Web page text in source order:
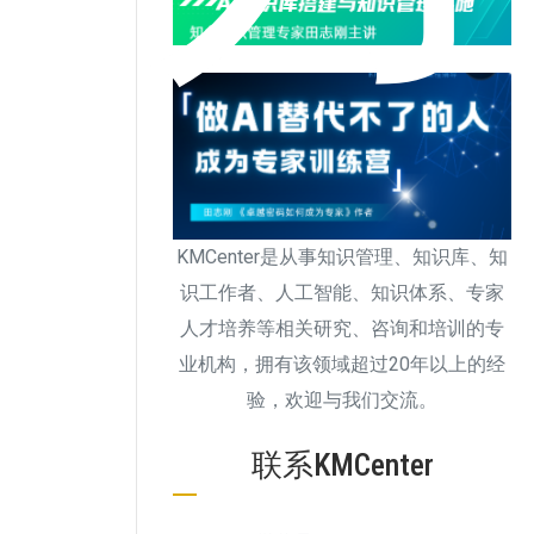
KMCenter是从事知识管理、知识库、知
识工作者、人工智能、知识体系、专家
人才培养等相关研究、咨询和培训的专
业机构，拥有该领域超过20年以上的经
验，欢迎与我们交流。
联系KMCenter